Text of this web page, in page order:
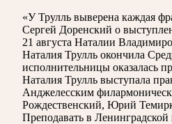
«У Трулль выверена каждая
Сергей Доренский о
21 августа Наталии
Наталия Трулль окончила
исполнительницы оказалась
Наталия Трулль выступала
Анджелесским
Рождественский, Юрий
Преподавать в Ленинградской